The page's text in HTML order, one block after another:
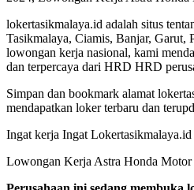
lokertasikmalaya.id adalah situs
Tasikmalaya, Ciamis, Banjar, Garut,
lowongan kerja nasional, kami
dan terpercaya dari HRD HRD
Simpan dan bookmark alamat
mendapatkan loker terbaru dan
Ingat kerja Ingat Lokertasikmalaya.id
Lowongan Kerja Astra Honda